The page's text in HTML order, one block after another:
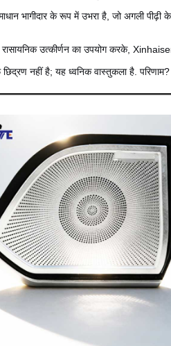
भागीदार के रूप में उभरा है, जो अगली
उत्कीर्णन का उपयोग करके,
छिद्रण नहीं है; यह ध्वनिक वास्तुकला है.